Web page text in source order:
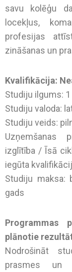
savu kolēģu
locekļus,
profesijas
zināšanas un
Kvalifikācija:
Studiju ilgums:
Studiju valoda:
Studiju veids:
Uzņemšanas
izglītība / Īsā
iegūta
Studiju maksa:
gads
Programmas
plānotie
Nodrošināt
prasmes un